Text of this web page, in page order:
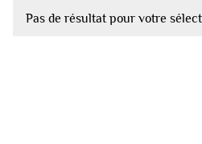
Pas de résultat pour votre